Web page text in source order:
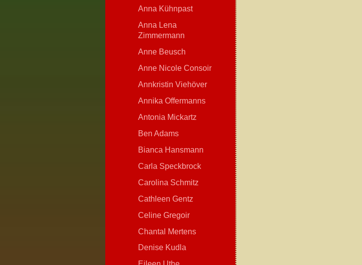
Anna Kühnpast
Anna Lena
Zimmermann
Anne Beusch
Anne Nicole Consoir
Annkristin Viehöver
Annika Offermanns
Antonia Mickartz
Ben Adams
Bianca Hansmann
Carla Speckbrock
Carolina Schmitz
Cathleen Gentz
Celine Gregoir
Chantal Mertens
Denise Kudla